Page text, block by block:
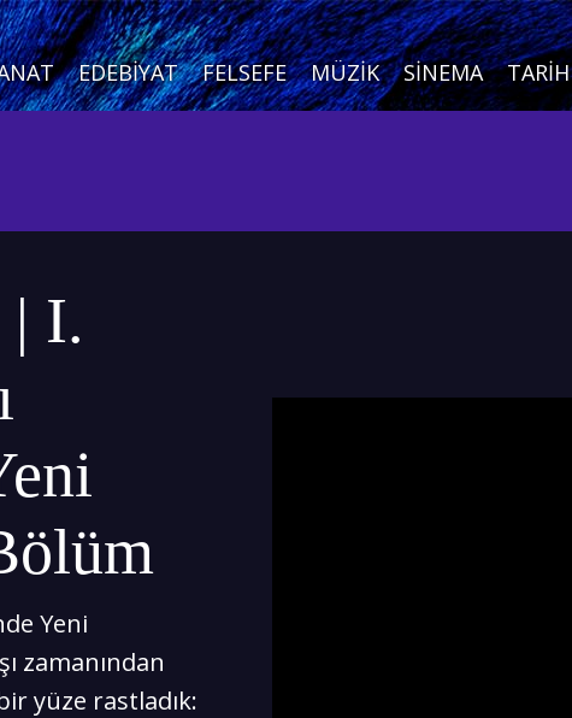
EDEBIYAT FELSEFE MÜZIK SINEMA TARIH
I.
Yeni
zamanından
yüze rastladık: